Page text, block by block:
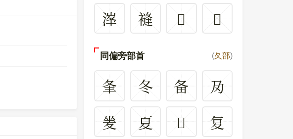
溄
䙜 𧍯 𢪋
同偏旁部首 (夂部)
夆 冬 备
夃
夎
夏 𡕖
复